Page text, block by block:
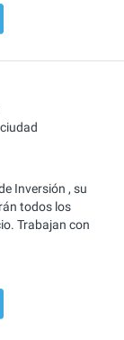
Inversión , su
todos los
Trabajan con